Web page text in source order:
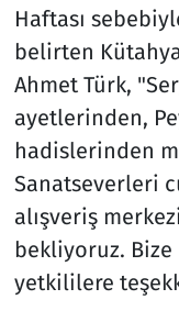
Haftası
belirten
Ahmet Türk,
ayetlerinden,
hadislerinden
Sanatseverleri
alışveriş
bekliyoruz.
yetkililere
Televizyon